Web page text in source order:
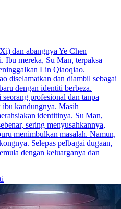
dan abangnya Ye Chen
Ibu mereka, Su Man, terpaksa
Lin Qiaoqiao.
diselamatkan dan diambil sebagai
dengan identiti berbeza.
profesional dan tanpa
kandungnya. Masih
identitinya. Su Man,
sering menyusahkannya,
menimbulkan masalah. Namun,
Selepas pelbagai dugaan,
dengan keluarganya dan